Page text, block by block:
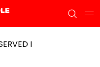
I